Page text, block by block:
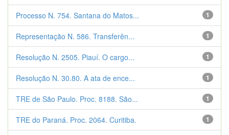
1
Processo N. 754. Santana do Matos...
1
Representação N. 586. Transferên...
1
Resolução N. 2505. Piauí. O cargo...
1
Resolução N. 30.80. A ata de ence...
1
TRE de São Paulo. Proc. 8188. São...
1
TRE do Paraná. Proc. 2064. Curitiba.